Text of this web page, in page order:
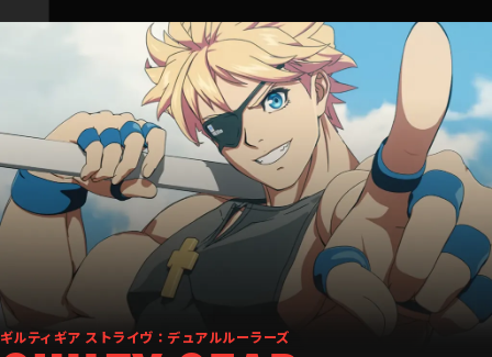
ギルティギア ストライヴ：デュアルルーラーズ